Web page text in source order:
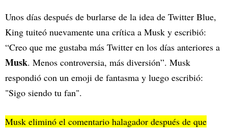
Unos días después de burlarse de la idea de Twitter Blue,
King tuiteó nuevamente una crítica a Musk y escribió:
“Creo que me gustaba más Twitter en los días anteriores a
Musk. Menos controversia, más diversión”. Musk
respondió con un emoji de fantasma y luego escribió:
"Sigo siendo tu fan".
Musk eliminó el comentario halagador después de que